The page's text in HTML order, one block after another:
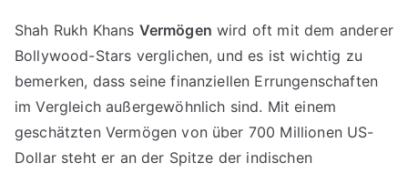
Shah Rukh Khans Vermögen wird oft mit dem anderer
Bollywood-Stars verglichen, und es ist wichtig zu
bemerken, dass seine finanziellen Errungenschaften
im Vergleich außergewöhnlich sind. Mit einem
geschätzten Vermögen von über 700 Millionen US-
Dollar steht er an der Spitze der indischen